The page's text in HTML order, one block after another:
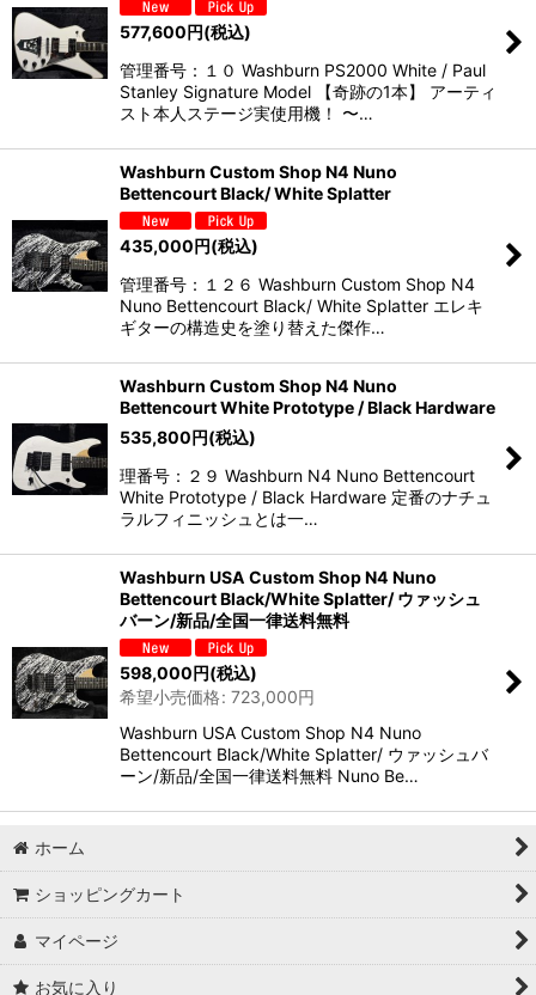
577,600円(税込)
管理番号：１０ Washburn PS2000 White / Paul
Stanley Signature Model 【奇跡の1本】 アーティ
スト本人ステージ実使用機！ 〜…
Washburn Custom Shop N4 Nuno
Bettencourt Black/ White Splatter
435,000円(税込)
管理番号：１２６ Washburn Custom Shop N4
Nuno Bettencourt Black/ White Splatter エレキ
ギターの構造史を塗り替えた傑作…
Washburn Custom Shop N4 Nuno
Bettencourt White Prototype / Black Hardware
535,800円(税込)
理番号：２９ Washburn N4 Nuno Bettencourt
White Prototype / Black Hardware 定番のナチュ
ラルフィニッシュとは一…
Washburn USA Custom Shop N4 Nuno
Bettencourt Black/White Splatter/ ウァッシュ
バーン/新品/全国一律送料無料
598,000円(税込)
希望小売価格: 723,000円
Washburn USA Custom Shop N4 Nuno
Bettencourt Black/White Splatter/ ウァッシュバ
ーン/新品/全国一律送料無料 Nuno Be…
ホーム
ショッピングカート
マイページ
お気に入り